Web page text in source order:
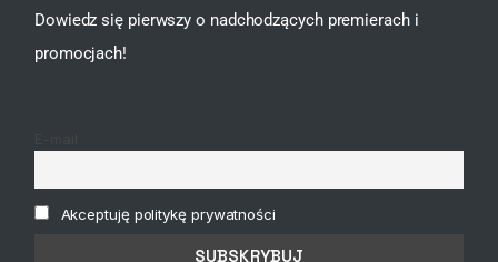
Dowiedz się pierwszy o nadchodzących premierach i
promocjach!
Akceptuję politykę prywatności